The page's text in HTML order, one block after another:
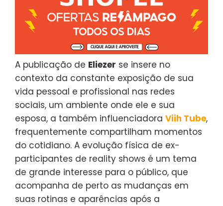
A publicação de Eliezer se insere no
contexto da constante exposição de sua
vida pessoal e profissional nas redes
sociais, um ambiente onde ele e sua
esposa, a também influenciadora Viih Tube,
frequentemente compartilham momentos
do cotidiano. A evolução física de ex-
participantes de reality shows é um tema
de grande interesse para o público, que
acompanha de perto as mudanças em
suas rotinas e aparências após a